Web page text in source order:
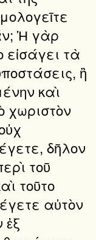
Ἡ γὰρ
εἰσάγει τὰ
ἢ
καὶ
χωριστὸν
δῆλον
τοῦ
τοῦτο
αὐτὸν
ἐξ